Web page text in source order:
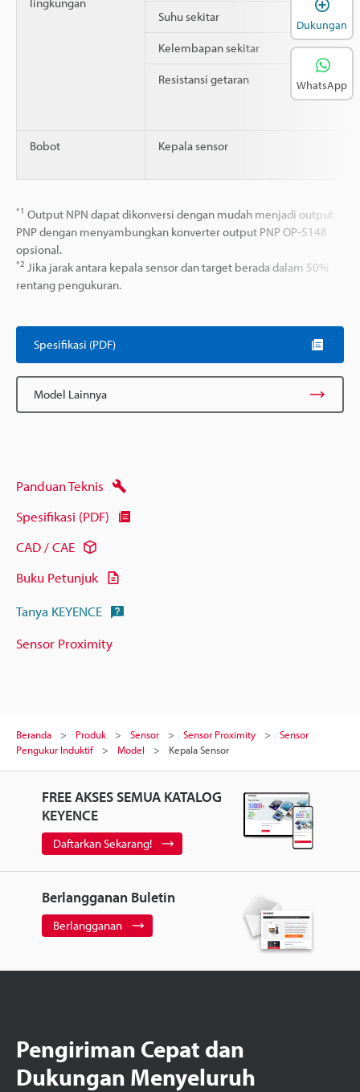
Suhu sekitar
Kelembapan sekitar
Resistansi getaran
Bobot Kepala sensor
*1 Output NPN dapat dikonversi dengan mudah menjadi output
PNP dengan menyambungkan konverter output PNP OP-5148
opsional.
*2 Jika jarak antara kepala sensor dan target berada dalam 50%
rentang pengukuran.
Spesifikasi (PDF)
Model Lainnya
Panduan Teknis
Spesifikasi (PDF)
CAD / CAE
Buku Petunjuk
Tanya KEYENCE
Sensor Proximity
Beranda Produk Sensor Sensor Proximity
Sensor
Pengukur Induktif
Model Kepala Sensor
FREE AKSES SEMUA KATALOG
KEYENCE
Daftarkan Sekarang!
Berlangganan Buletin
Berlangganan
Pengiriman Cepat dan
Dukungan Menyeluruh
Dukungan
WhatsApp